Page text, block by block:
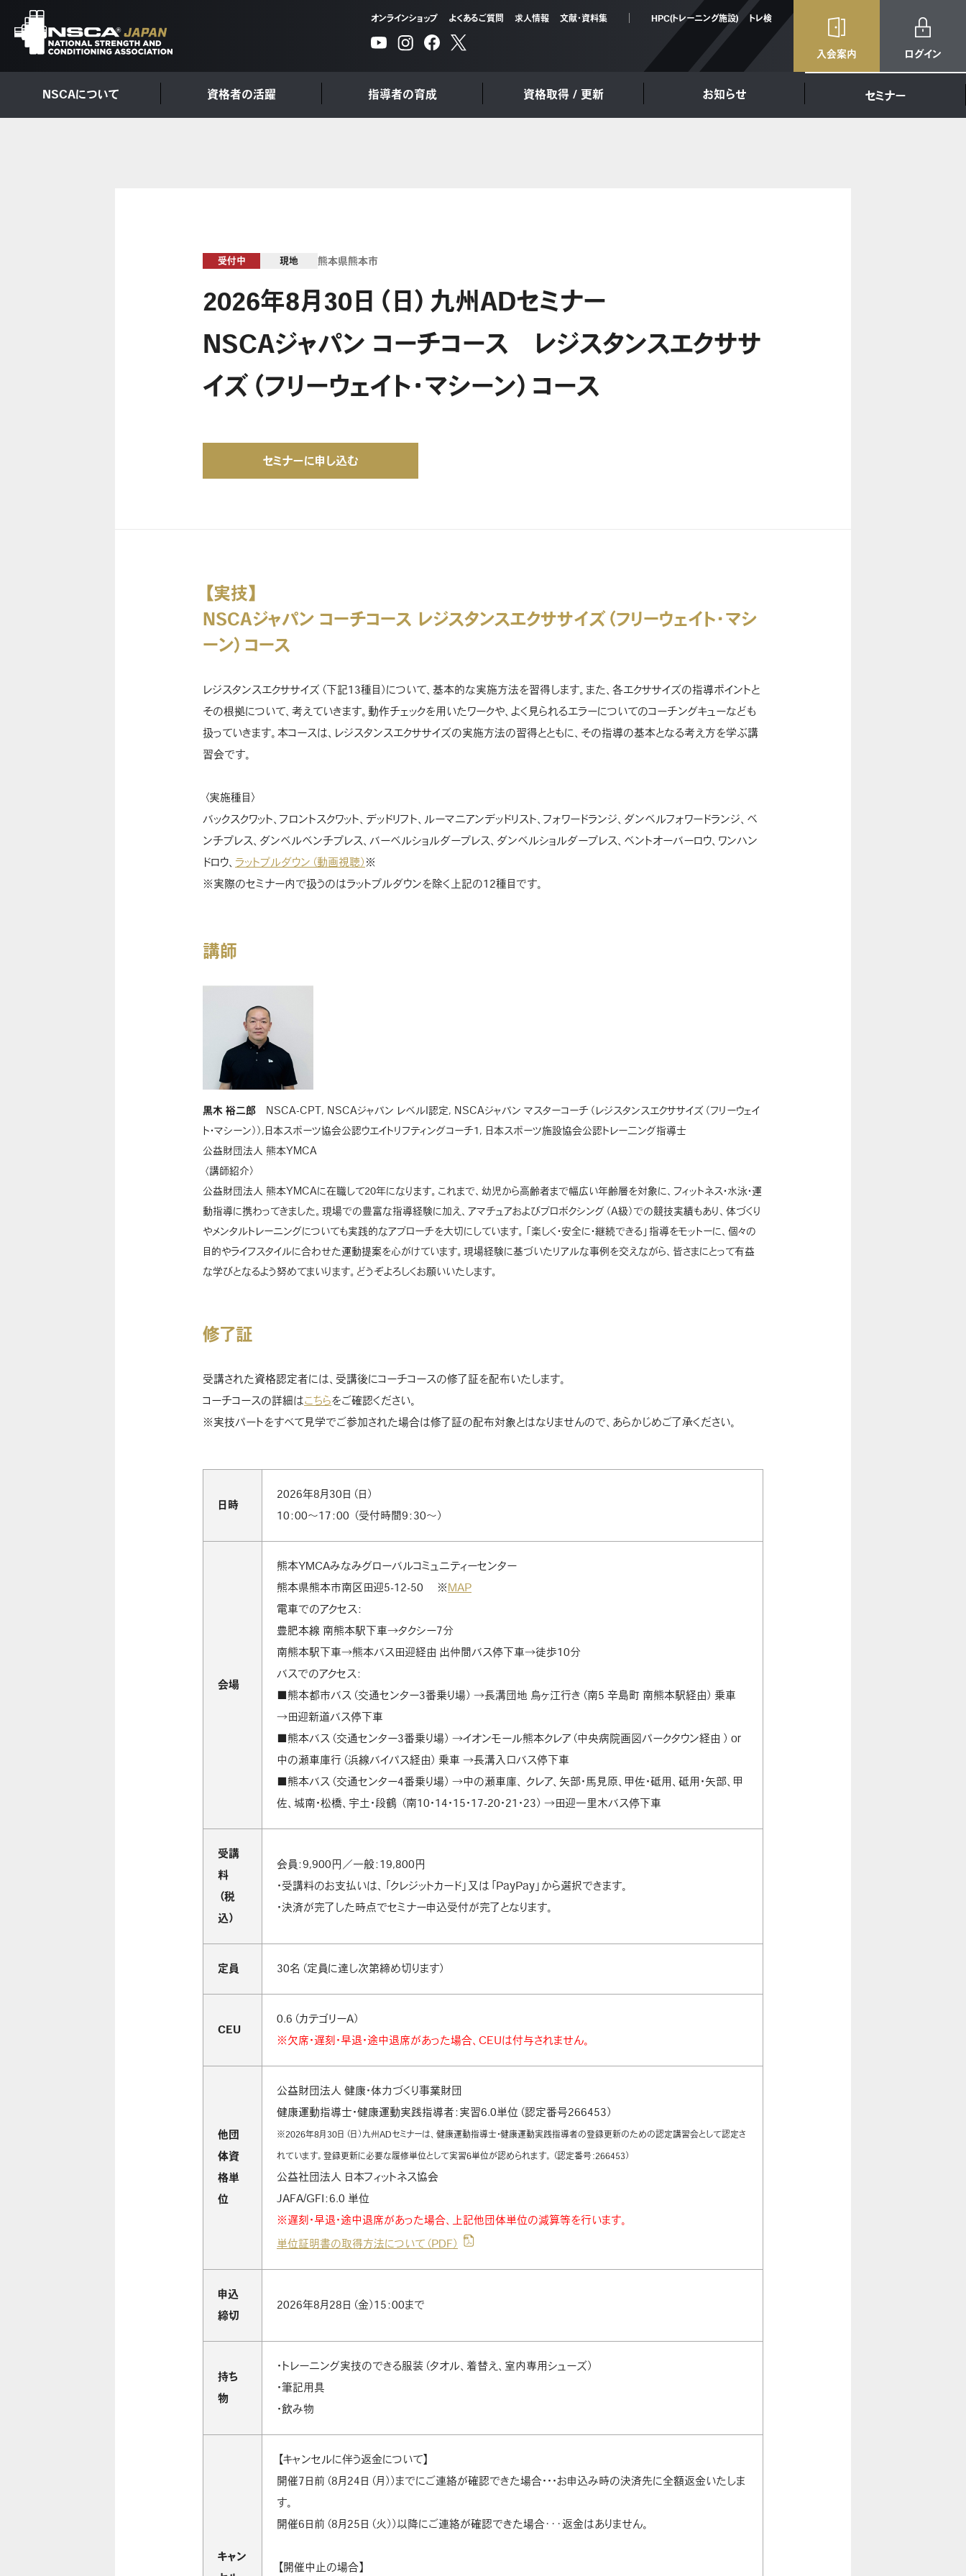
オンラインショップ よくあるご質問 求人情報 文献・資料集 HPC(トレーニング施設) トレ検
入会案内 ログイン
NSCAについて 資格者の活躍 指導者の育成 資格取得 / 更新 お知らせ セミナー
受付中 現地 熊本県熊本市
2026年8月30日（日）九州ADセミナー
NSCAジャパン コーチコース レジスタンスエクササ
イズ（フリーウェイト・マシーン）コース
セミナーに申し込む
【実技】
NSCAジャパン コーチコース レジスタンスエクササイズ（フリーウェイト・マシ
ーン）コース
レジスタンスエクササイズ（下記13種目）について、基本的な実施方法を習得します。また、各エクササイズの指導ポイントと
その根拠について、考えていきます。動作チェックを用いたワークや、よく見られるエラーについてのコーチングキューなども
扱っていきます。本コースは、レジスタンスエクササイズの実施方法の習得とともに、その指導の基本となる考え方を学ぶ講
習会です。
〈実施種目〉
バックスクワット、フロントスクワット、デッドリフト、ルーマニアンデッドリスト、フォワードランジ、ダンベルフォワードランジ、ベ
ンチプレス、ダンベルベンチプレス、バーベルショルダープレス、ダンベルショルダープレス、ベントオーバーロウ、ワンハン
ドロウ、 ラットプルダウン（動画視聴） ※
※実際のセミナー内で扱うのはラットプルダウンを除く上記の12種目です。
講師
黒木 裕二郎 NSCA-CPT, NSCAジャパン レベルI認定, NSCAジャパン マスターコーチ（レジスタンスエクササイズ（フリーウェイ
ト・マシーン））,日本スポーツ協会公認ウエイトリフティングコーチ1, 日本スポーツ施設協会公認トレー二ング指導士
公益財団法人 熊本YMCA
〈講師紹介〉
公益財団法人 熊本YMCAに在職して20年になります。これまで、幼児から高齢者まで幅広い年齢層を対象に、フィットネス・水泳・運
動指導に携わってきました。現場での豊富な指導経験に加え、アマチュアおよびプロボクシング（A級）での競技実績もあり、体づくり
やメンタルトレーニングについても実践的なアプローチを大切にしています。「楽しく・安全に・継続できる」指導をモットーに、個々の
目的やライフスタイルに合わせた運動提案を心がけています。現場経験に基づいたリアルな事例を交えながら、皆さまにとって有益
な学びとなるよう努めてまいります。どうぞよろしくお願いいたします。
修了証
受講された資格認定者には、受講後にコーチコースの修了証を配布いたします。
コーチコースの詳細はこちらをご確認ください。
※実技パートをすべて見学でご参加された場合は修了証の配布対象とはなりませんので、あらかじめご了承ください。
日時
2026年8月30日（日）
10：00～17：00 （受付時間9：30～）
会場
熊本YMCAみなみグローバルコミュニティーセンター
熊本県熊本市南区田迎5-12-50 ※MAP
電車でのアクセス：
豊肥本線 南熊本駅下車→タクシー7分
南熊本駅下車→熊本バス田迎経由 出仲間バス停下車→徒歩10分
バスでのアクセス：
■熊本都市バス（交通センター3番乗り場） →長溝団地 烏ヶ江行き（南5 辛島町 南熊本駅経由） 乗車
→田迎新道バス停下車
■熊本バス（交通センター3番乗り場） →イオンモール熊本クレア（中央病院画図パークタウン経由 ） or
中の瀬車庫行（浜線バイパス経由） 乗車 →長溝入口バス停下車
■熊本バス（交通センター4番乗り場） →中の瀬車庫、 クレア、矢部・馬見原、甲佐・砥用、砥用・矢部、甲
佐、城南・松橋、宇土・段鶴 （南10・14・15・17-20・21・23） →田迎一里木バス停下車
受講
料
（税
込）
会員：9,900円／一般：19,800円
・受講料のお支払いは、「クレジットカード」又は「PayPay」から選択できます。
・決済が完了した時点でセミナー申込受付が完了となります。
定員 30名（定員に達し次第締め切ります）
CEU
0.6（カテゴリーA）
※欠席・遅刻・早退・途中退席があった場合、CEUは付与されません。
他団
体資
格単
位
公益財団法人 健康・体力づくり事業財団
健康運動指導士・健康運動実践指導者：実習6.0単位（認定番号266453）
※2026年8月30日（日）九州ADセミナーは、健康運動指導士・健康運動実践指導者の登録更新のための認定講習会として認定さ
れています。登録更新に必要な履修単位として実習6単位が認められます。（認定番号：266453）
公益社団法人 日本フィットネス協会
JAFA/GFI：6.0 単位
※遅刻・早退・途中退席があった場合、上記他団体単位の減算等を行います。
単位証明書の取得方法について（PDF）
申込
締切
2026年8月28日（金）15：00まで
持ち
物
・トレーニング実技のできる服装（タオル、着替え、室内専用シューズ）
・筆記用具
・飲み物
キャン
【キャンセルに伴う返金について】
開催7日前（8月24日（月））までにご連絡が確認できた場合・・・お申込み時の決済先に全額返金いたしま
す。
開催6日前（8月25日（火））以降にご連絡が確認できた場合･･･返金はありません。
【開催中止の場合】